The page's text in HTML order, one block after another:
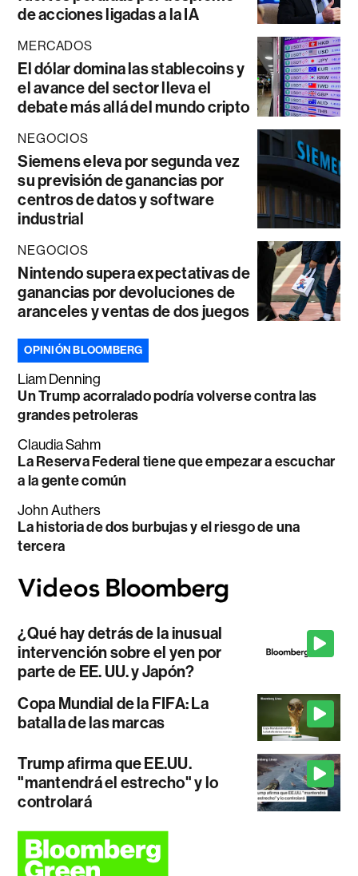
de acciones ligadas a la IA
MERCADOS
El dólar domina las stablecoins y
el avance del sector lleva el
debate más allá del mundo cripto
NEGOCIOS
Siemens eleva por segunda vez
su previsión de ganancias por
centros de datos y software
industrial
NEGOCIOS
Nintendo supera expectativas de
ganancias por devoluciones de
aranceles y ventas de dos juegos
OPINIÓN BLOOMBERG
Liam Denning
Un Trump acorralado podría volverse contra las
grandes petroleras
Claudia Sahm
La Reserva Federal tiene que empezar a escuchar
a la gente común
John Authers
La historia de dos burbujas y el riesgo de una
tercera
¿Qué hay detrás de la inusual
intervención sobre el yen por
parte de EE. UU. y Japón?
Copa Mundial de la FIFA: La
batalla de las marcas
Trump afirma que EE.UU.
"mantendrá el estrecho" y lo
controlará